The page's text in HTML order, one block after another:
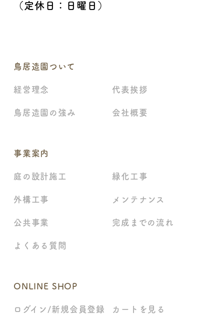
（定休日：日曜日）
鳥居造園ついて
経営理念 代表挨拶
鳥居造園の強み 会社概要
事業案内
庭の設計施工 緑化工事
外構工事 メンテナンス
公共事業 完成までの流れ
よくある質問
ONLINE SHOP
ログイン/新規会員登録 カートを見る